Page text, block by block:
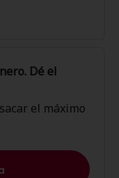
Dé el
el máximo